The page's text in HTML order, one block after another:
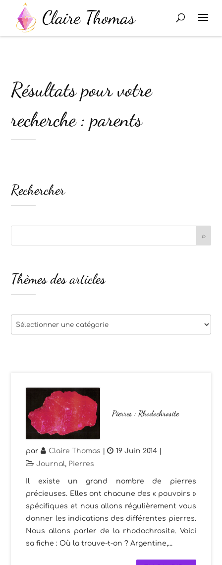
Résultats pour votre
recherche : parents
Pierres : Rhodochrosite
par Claire Thomas | 19 Juin 2014 |
Journal, Pierres
Il existe un grand nombre de pierres
précieuses. Elles ont chacune des « pouvoirs »
spécifiques et nous allons régulièrement vous
donner les indications des différentes pierres.
Nous allons parler de la rhodochrosite. Voici
sa fiche : Où la trouve-t-on ? Argentine,...
Rechercher
Thèmes des articles
Thèmes
des